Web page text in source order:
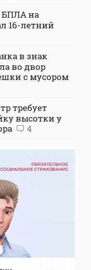
БПЛА на
16-летний
в знак
во двор
с мусором
требует
высотки у
4